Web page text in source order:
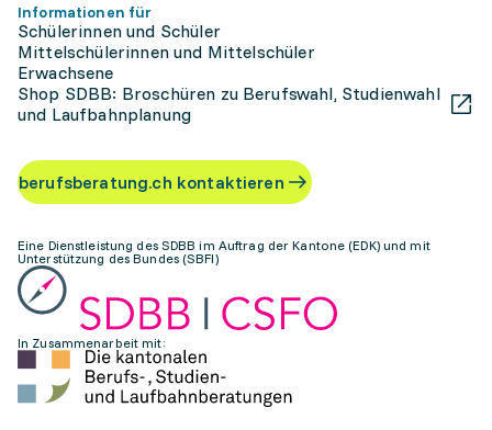
Informationen für
Schülerinnen und Schüler
Mittelschülerinnen und Mittelschüler
Erwachsene
Shop SDBB: Broschüren zu Berufswahl, Studienwahl
und Laufbahnplanung
berufsberatung.ch kontaktieren
Eine Dienstleistung des SDBB im Auftrag der Kantone (EDK) und mit
Unterstützung des Bundes (SBFI)
In Zusammenarbeit mit: